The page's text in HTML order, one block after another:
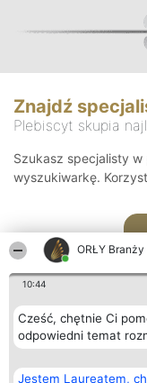
ORŁY
10:44
Cześć, chętnie Ci
odpowiedni temat
Jestem Laureatem,
Znajdź
Plebiscyt skupia
Szukasz specjalisty
wyszukiwarkę.
Organizator plebiscytu
Bright Side Solutions sp. z o.